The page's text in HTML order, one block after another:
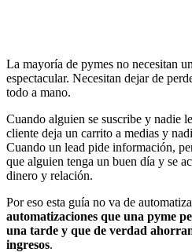
La mayoría de pymes no necesitan
espectacular. Necesitan dejar de
todo a mano.
Cuando alguien se suscribe y nadie
cliente deja un carrito a medias y
Cuando un lead pide información,
que alguien tenga un buen día y se
dinero y relación.
Por eso esta guía no va de
automatizaciones que una pyme
una tarde y que de verdad
ingresos.